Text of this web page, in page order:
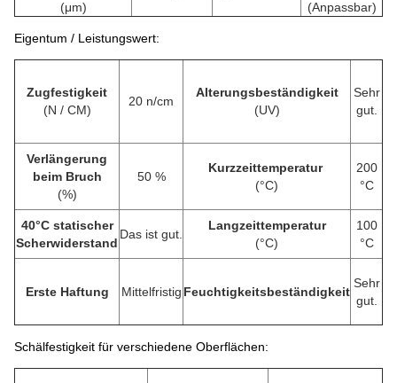
(μm)
(Anpassbar)
Eigentum / Leistungswert:
Zugfestigkeit
(N / CM)
20 n/cm
Alterungsbeständigkeit
(UV)
Sehr
gut.
Verlängerung
beim Bruch
(%)
50 %
Kurzzeittemperatur
(°C)
200
°C
40°C statischer
Scherwiderstand
Das ist gut.
Langzeittemperatur
(°C)
100
°C
Erste Haftung Mittelfristig Feuchtigkeitsbeständigkeit
Sehr
gut.
Schälfestigkeit für verschiedene Oberflächen: